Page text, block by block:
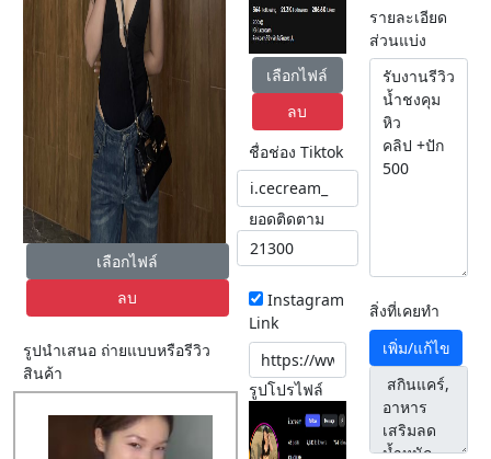
เลือกไฟล์
ลบ
รูปนำเสนอ ถ่ายแบบหรือรีวิว
สินค้า
เลือกไฟล์
ลบ
ชื่อช่อง Tiktok
ยอดติดตาม
Instagram
Link
รูปโปรไฟล์
รายละเอียด
ส่วนแบ่ง
สิ่งที่เคยทำ
เพิ่ม/แก้ไข